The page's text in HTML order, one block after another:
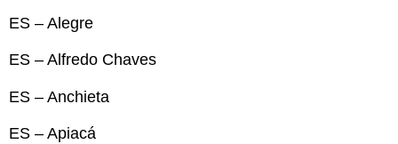
ES – Alegre
ES – Alfredo Chaves
ES – Anchieta
ES – Apiacá